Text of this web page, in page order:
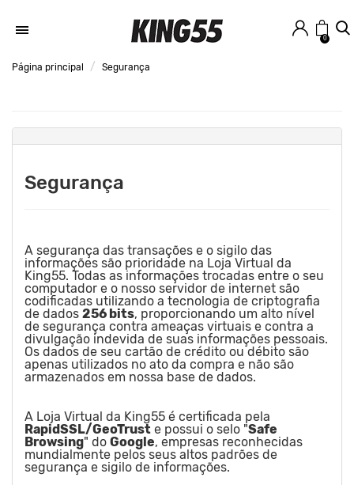
0
Página principal Segurança
Segurança
A segurança das transações e o sigilo das
informações são prioridade na Loja Virtual da
King55. Todas as informações trocadas entre o seu
computador e o nosso servidor de internet são
codificadas utilizando a tecnologia de criptografia
de dados 256 bits, proporcionando um alto nível
de segurança contra ameaças virtuais e contra a
divulgação indevida de suas informações pessoais.
Os dados de seu cartão de crédito ou débito são
apenas utilizados no ato da compra e não são
armazenados em nossa base de dados.
A Loja Virtual da King55 é certificada pela
RapidSSL/GeoTrust e possui o selo "Safe
Browsing" do Google, empresas reconhecidas
mundialmente pelos seus altos padrões de
segurança e sigilo de informações.